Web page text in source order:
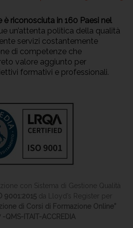
è riconosciuta in 160 Paesi nel
un’attenta politica della qualità
servizi costantemente
di competenze che
valore aggiunto per
formativi e professionali.
con Sistema di Gestione Qualità
9001:2015da Lloyd’s Register per
di Corsi di Formazione Online”
-QMS-ITAIT-ACCREDIA